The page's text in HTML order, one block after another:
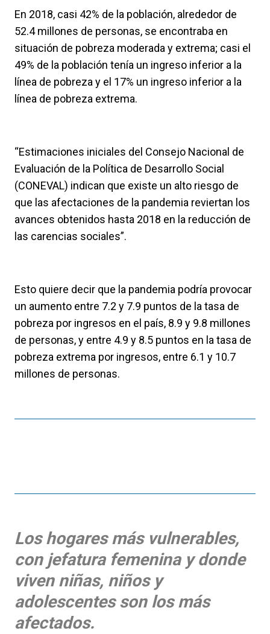
En 2018, casi 42% de la población, alrededor de
52.4 millones de personas, se encontraba en
situación de pobreza moderada y extrema; casi el
49% de la población tenía un ingreso inferior a la
línea de pobreza y el 17% un ingreso inferior a la
línea de pobreza extrema.
“Estimaciones iniciales del Consejo Nacional de
Evaluación de la Política de Desarrollo Social
(CONEVAL) indican que existe un alto riesgo de
que las afectaciones de la pandemia reviertan los
avances obtenidos hasta 2018 en la reducción de
las carencias sociales”.
Esto quiere decir que la pandemia podría provocar
un aumento entre 7.2 y 7.9 puntos de la tasa de
pobreza por ingresos en el país, 8.9 y 9.8 millones
de personas, y entre 4.9 y 8.5 puntos en la tasa de
pobreza extrema por ingresos, entre 6.1 y 10.7
millones de personas.
Los hogares más vulnerables,
con jefatura femenina y donde
viven niñas, niños y
adolescentes son los más
afectados.